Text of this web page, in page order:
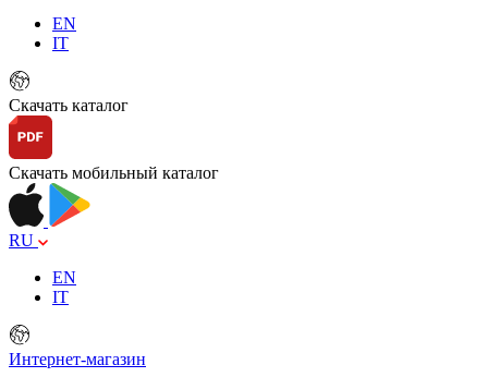
EN
IT
Скачать каталог
Скачать мобильный каталог
RU
EN
IT
Интернет-магазин